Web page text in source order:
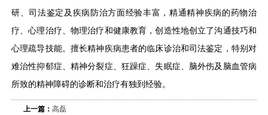
研、司法鉴定及疾病防治方面经验丰富，精通精神疾病的药物治
疗、心理治疗、物理治疗和健康教育，创造性地创立了沟通技巧和
心理疏导技能。擅长精神疾病患者的临床诊治和司法鉴定，特别对
难治性抑郁症、精神分裂症、狂躁症、失眠症、脑外伤及脑血管病
所致的精神障碍的诊断和治疗有独到经验。
上一篇： 高磊